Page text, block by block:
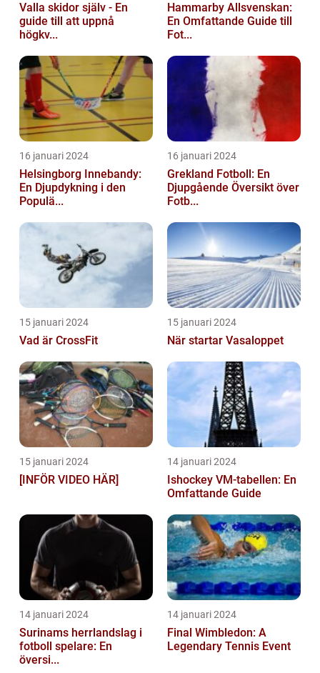
Valla skidor själv - En
guide till att uppnå
högkv...
Hammarby Allsvenskan:
En Omfattande Guide till
Fot...
16 januari 2024
Helsingborg Innebandy:
En Djupdykning i den
Populä...
16 januari 2024
Grekland Fotboll: En
Djupgående Översikt över
Fotb...
15 januari 2024
Vad är CrossFit
15 januari 2024
När startar Vasaloppet
15 januari 2024
[INFÖR VIDEO HÄR]
14 januari 2024
Ishockey VM-tabellen: En
Omfattande Guide
14 januari 2024
Surinams herrlandslag i
fotboll spelare: En
översi...
14 januari 2024
Final Wimbledon: A
Legendary Tennis Event